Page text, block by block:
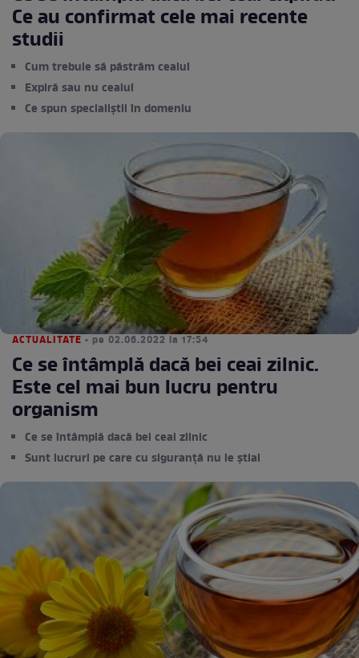
Ce au confirmat cele mai recente
studii
Cum trebuie să păstrăm ceaiul
Expiră sau nu ceaiul
Ce spun specialiștii în domeniu
ACTUALITATE • pe 02.06.2022 la 17:54
Ce se întâmplă dacă bei ceai zilnic.
Este cel mai bun lucru pentru
organism
Ce se întâmplă dacă bei ceai zilnic
Sunt lucruri pe care cu siguranță nu le știai